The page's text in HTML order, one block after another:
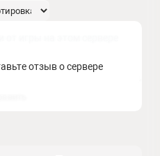
отзыв о сервере